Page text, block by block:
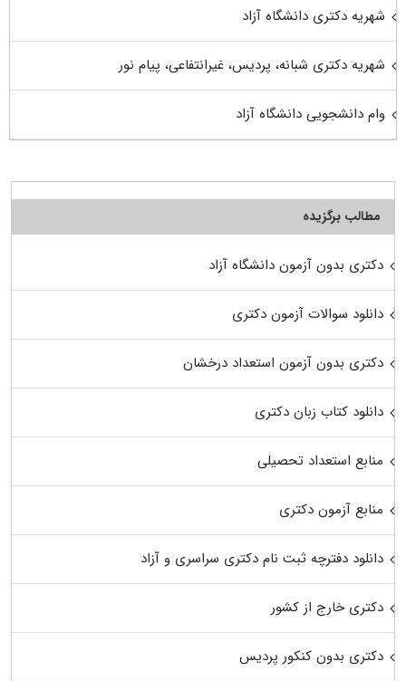
شهریه دکتری دانشگاه آزاد
شهریه دکتری شبانه، پردیس، غیرانتفاعی، پیام نور
وام دانشجویی دانشگاه آزاد
مطالب برگزیده
دکتری بدون آزمون دانشگاه آزاد
دانلود سوالات آزمون دکتری
دکتری بدون آزمون استعداد درخشان
دانلود کتاب زبان دکتری
منابع استعداد تحصیلی
منابع آزمون دکتری
دانلود دفترچه ثبت نام دکتری سراسری و آزاد
دکتری خارج از کشور
دکتری بدون کنکور پردیس